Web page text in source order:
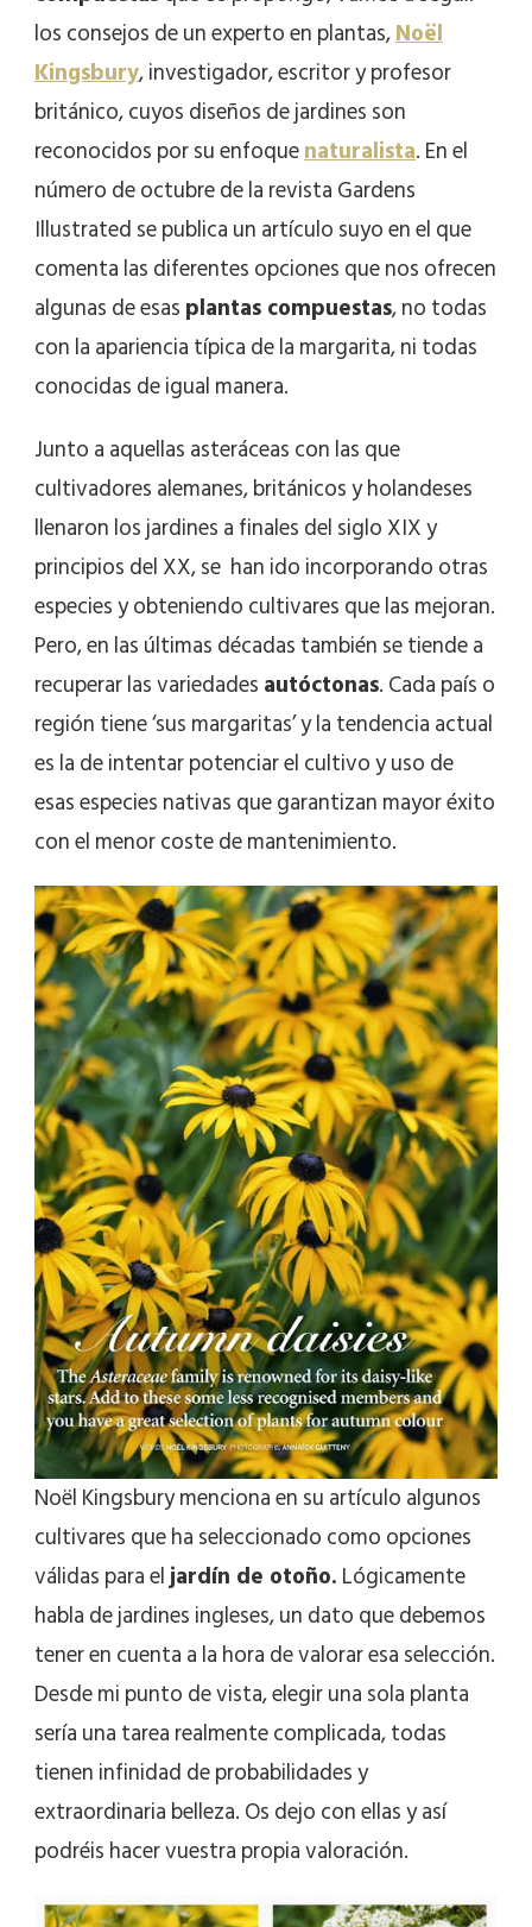
los consejos de un experto en plantas,Noël
Kingsbury, investigador, escritor y profesor
británico, cuyos diseños de jardines son
reconocidos por su enfoquenaturalista. En el
número de octubre de la revista Gardens
Illustrated se publica un artículo suyo en el que
comenta las diferentes opciones que nos ofrecen
algunas de esasplantas compuestas, no todas
con la apariencia típica de la margarita, ni todas
conocidas de igual manera.
Junto a aquellas asteráceas con las que
cultivadores alemanes, británicos y holandeses
llenaron los jardines a finales del siglo XIX y
principios del XX, se han ido incorporando otras
especies y obteniendo cultivares que las mejoran.
Pero, en las últimas décadas también se tiende a
recuperar las variedadesautóctonas. Cada país o
región tiene ‘sus margaritas’ y la tendencia actual
es la de intentar potenciar el cultivo y uso de
esas especies nativas que garantizan mayor éxito
con el menor coste de mantenimiento.
Noël Kingsbury menciona en su artículo algunos
cultivares que ha seleccionado como opciones
válidas para eljardín de otoño.Lógicamente
habla de jardines ingleses, un dato que debemos
tener en cuenta a la hora de valorar esa selección.
Desde mi punto de vista, elegir una sola planta
sería una tarea realmente complicada, todas
tienen infinidad de probabilidades y
extraordinaria belleza. Os dejo con ellas y así
podréis hacer vuestra propia valoración.